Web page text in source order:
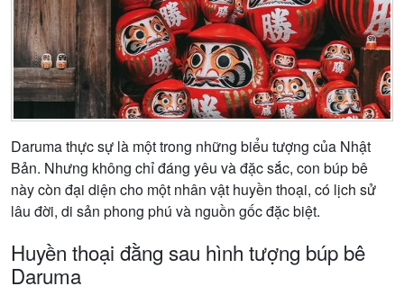
Daruma thực sự là một trong những biểu tượng của Nhật
Bản. Nhưng không chỉ đáng yêu và đặc sắc, con búp bê
này còn đại diện cho một nhân vật huyền thoại, có lịch sử
lâu đời, di sản phong phú và nguồn gốc đặc biệt.
Huyền thoại đằng sau hình tượng búp bê
Daruma